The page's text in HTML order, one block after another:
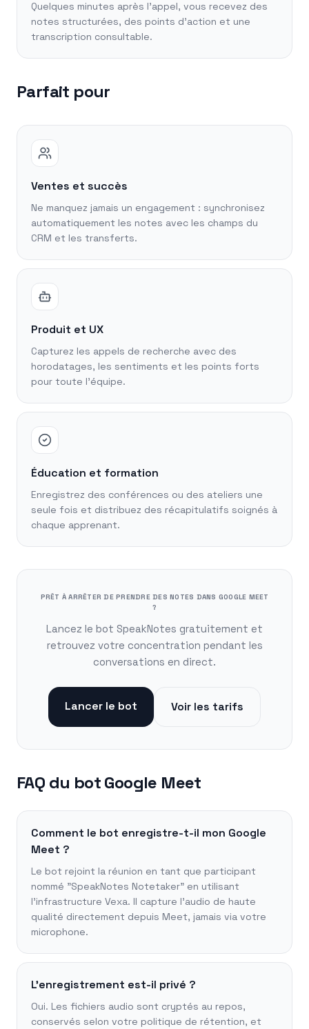
Quelques minutes après l'appel, vous recevez des
notes structurées, des points d'action et une
transcription consultable.
Parfait pour
Ventes et succès
Ne manquez jamais un engagement : synchronisez
automatiquement les notes avec les champs du
CRM et les transferts.
Produit et UX
Capturez les appels de recherche avec des
horodatages, les sentiments et les points forts
pour toute l'équipe.
Éducation et formation
Enregistrez des conférences ou des ateliers une
seule fois et distribuez des récapitulatifs soignés à
chaque apprenant.
PRÊT À ARRÊTER DE PRENDRE DES NOTES DANS GOOGLE MEET
?
Lancez le bot SpeakNotes gratuitement et
retrouvez votre concentration pendant les
conversations en direct.
Lancer le bot Voir les tarifs
FAQ du bot Google Meet
Comment le bot enregistre-t-il mon Google
Meet ?
Le bot rejoint la réunion en tant que participant
nommé "SpeakNotes Notetaker" en utilisant
l'infrastructure Vexa. Il capture l'audio de haute
qualité directement depuis Meet, jamais via votre
microphone.
L'enregistrement est-il privé ?
Oui. Les fichiers audio sont cryptés au repos,
conservés selon votre politique de rétention, et